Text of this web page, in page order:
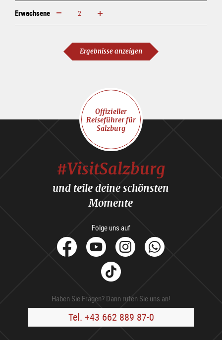
Erwachsene erhöhen verringern
Ergebnisse anzeigen
Offizieller
Reiseführer für
Salzburg
#VisitSalzburg
und teile deine schönsten
Momente
Folge uns auf
facebook
YoutubeInstagram
Tik
Tok
Haben Sie Fragen? Dann rufen Sie uns an!
Tel. +43 662 889 87-0